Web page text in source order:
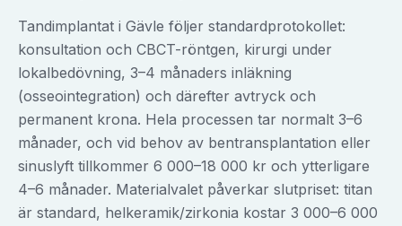
Tandimplantat i Gävle följer standardprotokollet:
konsultation och CBCT-röntgen, kirurgi under
lokalbedövning, 3–4 månaders inläkning
(osseointegration) och därefter avtryck och
permanent krona. Hela processen tar normalt 3–6
månader, och vid behov av bentransplantation eller
sinuslyft tillkommer 6 000–18 000 kr och ytterligare
4–6 månader. Materialvalet påverkar slutpriset: titan
är standard, helkeramik/zirkonia kostar 3 000–6 000